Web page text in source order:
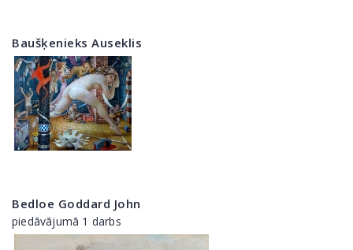
Baušķenieks Auseklis
Bedloe Goddard John
piedāvājumā 1 darbs